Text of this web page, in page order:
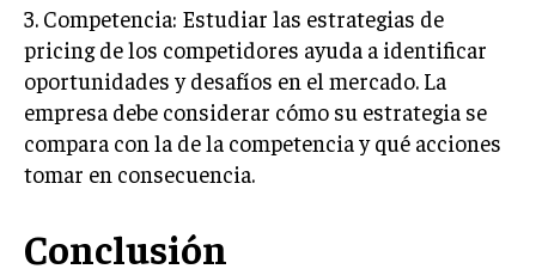
TALENTO
COMPENSACIÓN Y BENEFICIOS
RECLUTAMIENTO Y SELECCIÓN
DESARROLLO DE PERSONAL
CULTURA Y CLIMA ORGANIZACIONAL
3. Competencia: Estudiar las estrategias de
pricing de los competidores ayuda a identificar
oportunidades y desafíos en el mercado. La
empresa debe considerar cómo su estrategia se
compara con la de la competencia y qué acciones
tomar en consecuencia.
Conclusión